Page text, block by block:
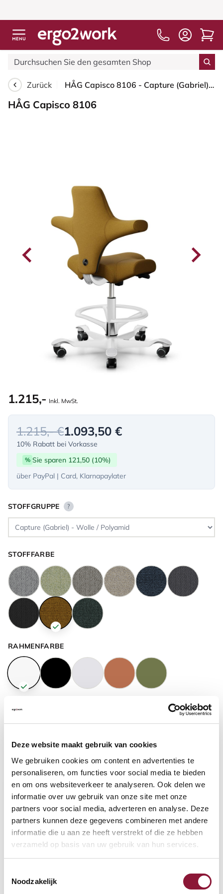
Deze website maakt gebruik van cookies
We gebruiken cookies om content en advertenties te
personaliseren, om functies voor social media te bieden
en om ons websiteverkeer te analyseren. Ook delen we
informatie over uw gebruik van onze site met onze
partners voor social media, adverteren en analyse. Deze
partners kunnen deze gegevens combineren met andere
informatie die u aan ze heeft verstrekt of die ze hebben
verzameld op basis van uw gebruik van hun services.
Noodzakelijk
Zurück HÅG Capisco 8106 - Capture (Gabriel) - Wolle / Polyamid - CPT6401 - Ochre - Weiß - 265 mm (Sitzhöhe 53-79cm) - Weiche Rollen für harte Böden
HÅG Capisco 8106
1.215,- Inkl. MwSt.
1.215,- €1.093,50 €
10% Rabatt bei Vorkasse
% Sie sparen 121,50 (10%)
über PayPal | Card, Klarnapaylater
STOFFGRUPPE ?
STOFFFARBE
RAHMENFARBE
FUSSRING ?
FUSSRING AUS POLIERTEM ALUMINIUM